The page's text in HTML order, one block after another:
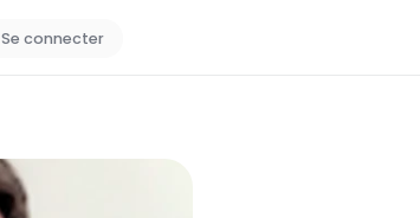
Se connecter